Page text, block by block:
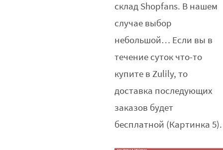
склад Shopfans. В нашем
случае выбор
небольшой… Если вы в
течение суток что-то
купите в Zulily, то
доставка последующих
заказов будет
бесплатной (Картинка 5).